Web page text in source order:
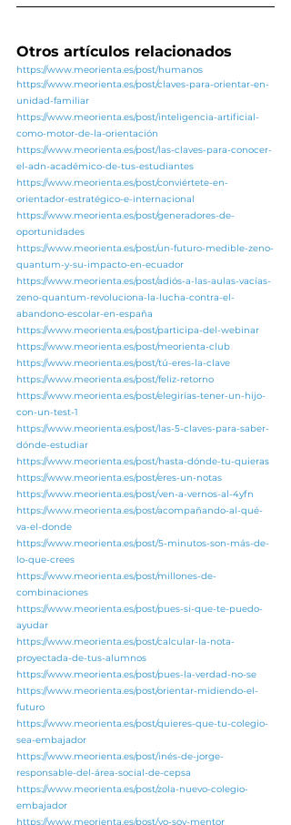
Otros artículos relacionados
https://www.meorienta.es/post/humanos
https://www.meorienta.es/post/claves-para-orientar-en-
unidad-familiar
https://www.meorienta.es/post/inteligencia-artificial-
como-motor-de-la-orientación
https://www.meorienta.es/post/las-claves-para-conocer-
el-adn-académico-de-tus-estudiantes
https://www.meorienta.es/post/conviértete-en-
orientador-estratégico-e-internacional
https://www.meorienta.es/post/generadores-de-
oportunidades
https://www.meorienta.es/post/un-futuro-medible-zeno-
quantum-y-su-impacto-en-ecuador
https://www.meorienta.es/post/adiós-a-las-aulas-vacías-
zeno-quantum-revoluciona-la-lucha-contra-el-
abandono-escolar-en-españa
https://www.meorienta.es/post/participa-del-webinar
https://www.meorienta.es/post/meorienta-club
https://www.meorienta.es/post/tú-eres-la-clave
https://www.meorienta.es/post/feliz-retorno
https://www.meorienta.es/post/elegirías-tener-un-hijo-
con-un-test-1
https://www.meorienta.es/post/las-5-claves-para-saber-
dónde-estudiar
https://www.meorienta.es/post/hasta-dónde-tu-quieras
https://www.meorienta.es/post/eres-un-notas
https://www.meorienta.es/post/ven-a-vernos-al-4yfn
https://www.meorienta.es/post/acompañando-al-qué-
va-el-donde
https://www.meorienta.es/post/5-minutos-son-más-de-
lo-que-crees
https://www.meorienta.es/post/millones-de-
combinaciones
https://www.meorienta.es/post/pues-si-que-te-puedo-
ayudar
https://www.meorienta.es/post/calcular-la-nota-
proyectada-de-tus-alumnos
https://www.meorienta.es/post/pues-la-verdad-no-se
https://www.meorienta.es/post/orientar-midiendo-el-
futuro
https://www.meorienta.es/post/quieres-que-tu-colegio-
sea-embajador
https://www.meorienta.es/post/inés-de-jorge-
responsable-del-área-social-de-cepsa
https://www.meorienta.es/post/zola-nuevo-colegio-
embajador
https://www.meorienta.es/post/yo-soy-mentor